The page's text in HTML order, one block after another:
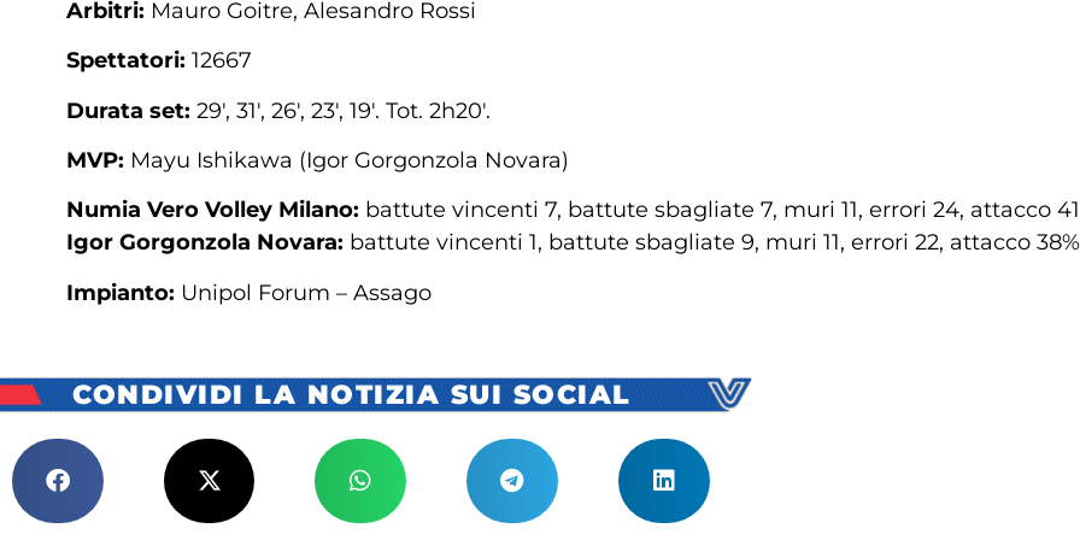
Arbitri: Mauro Goitre, Alesandro Rossi
Spettatori: 12667
Durata set: 29′, 31′, 26′, 23′, 19′. Tot. 2h20′.
MVP: Mayu Ishikawa (Igor Gorgonzola Novara)
Numia Vero Volley Milano: battute vincenti 7, battute sbagliate 7, muri 11, errori 24, attacco
Igor Gorgonzola Novara: battute vincenti 1, battute sbagliate 9, muri 11, errori 22, attacco 38%
Impianto: Unipol Forum – Assago
CONDIVIDI LA NOTIZIA SUI SOCIAL